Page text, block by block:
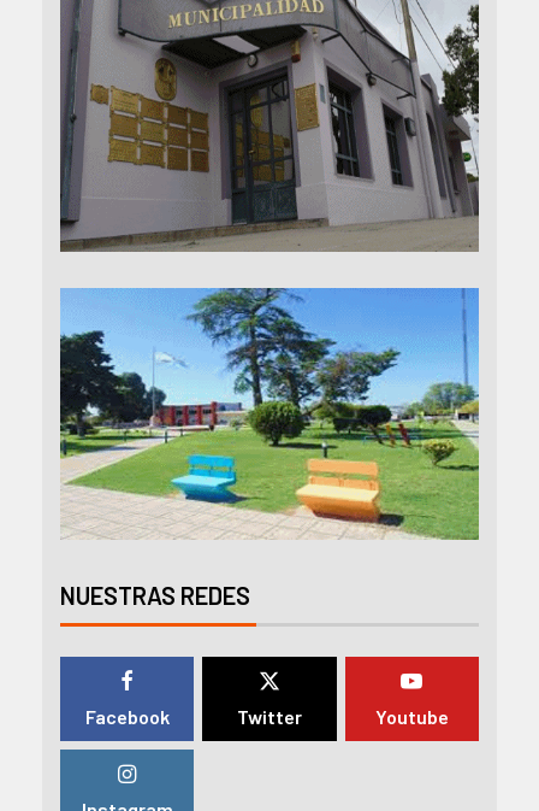
NUESTRAS REDES
Facebook Twitter Youtube